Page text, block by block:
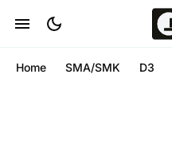
Home SMA/SMK D3